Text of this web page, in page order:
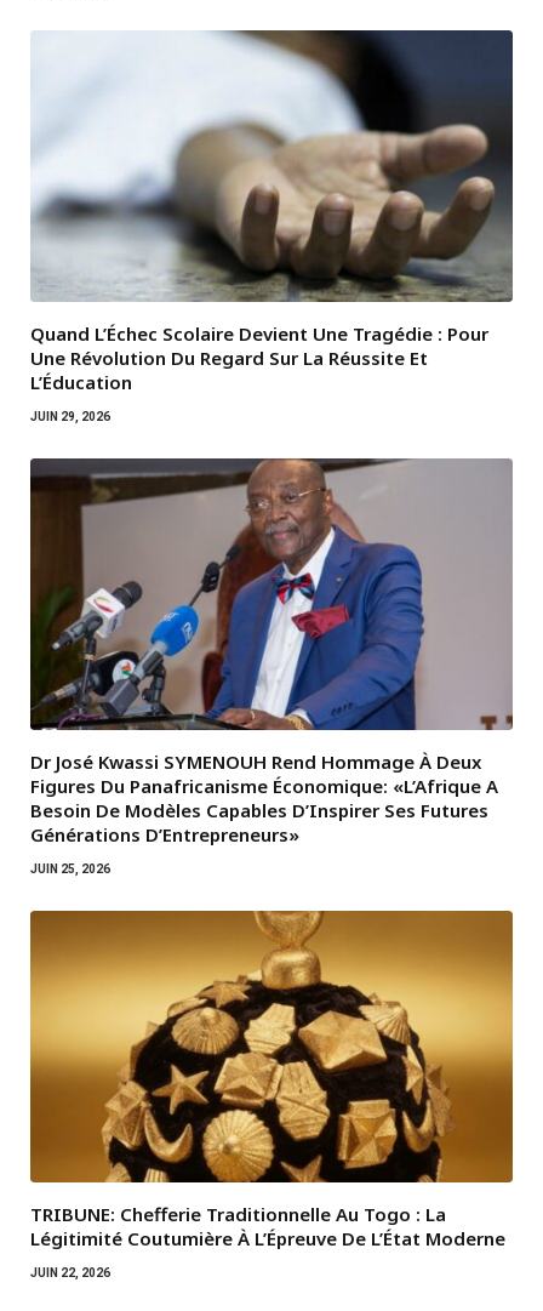
Quand L’Échec Scolaire Devient Une Tragédie : Pour
Une Révolution Du Regard Sur La Réussite Et
L’Éducation
JUIN 29, 2026
Dr José Kwassi SYMENOUH Rend Hommage À Deux
Figures Du Panafricanisme Économique: «L’Afrique A
Besoin De Modèles Capables D’Inspirer Ses Futures
Générations D’Entrepreneurs»
JUIN 25, 2026
TRIBUNE: Chefferie Traditionnelle Au Togo : La
Légitimité Coutumière À L’Épreuve De L’État Moderne
JUIN 22, 2026